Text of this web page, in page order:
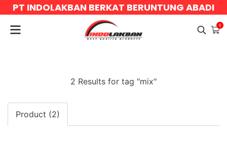
PT INDOLAKBAN BERKAT BERUNTUNG ABADI
0
2 Results for tag "mix"
Product (2)